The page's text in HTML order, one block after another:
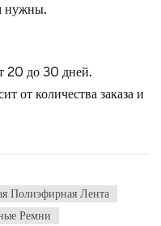
нужны.
20 до 30 дней.
от количества заказа и
Полиэфирная Лента
Ремни